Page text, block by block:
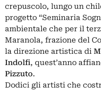
crepuscolo, lungo un
progetto “Seminaria
ambientale che per il
Maranola, frazione del
la direzione artistica di
Indolfi, quest’anno
Pizzuto.
Dodici gli artisti che